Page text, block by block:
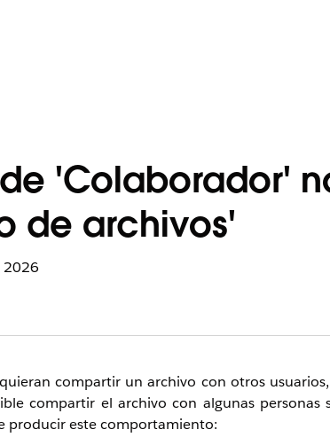
'Colaborador'
de archivos'
2026
compartir un archivo con otros
compartir el archivo con algunas personas
producir este comportamiento: